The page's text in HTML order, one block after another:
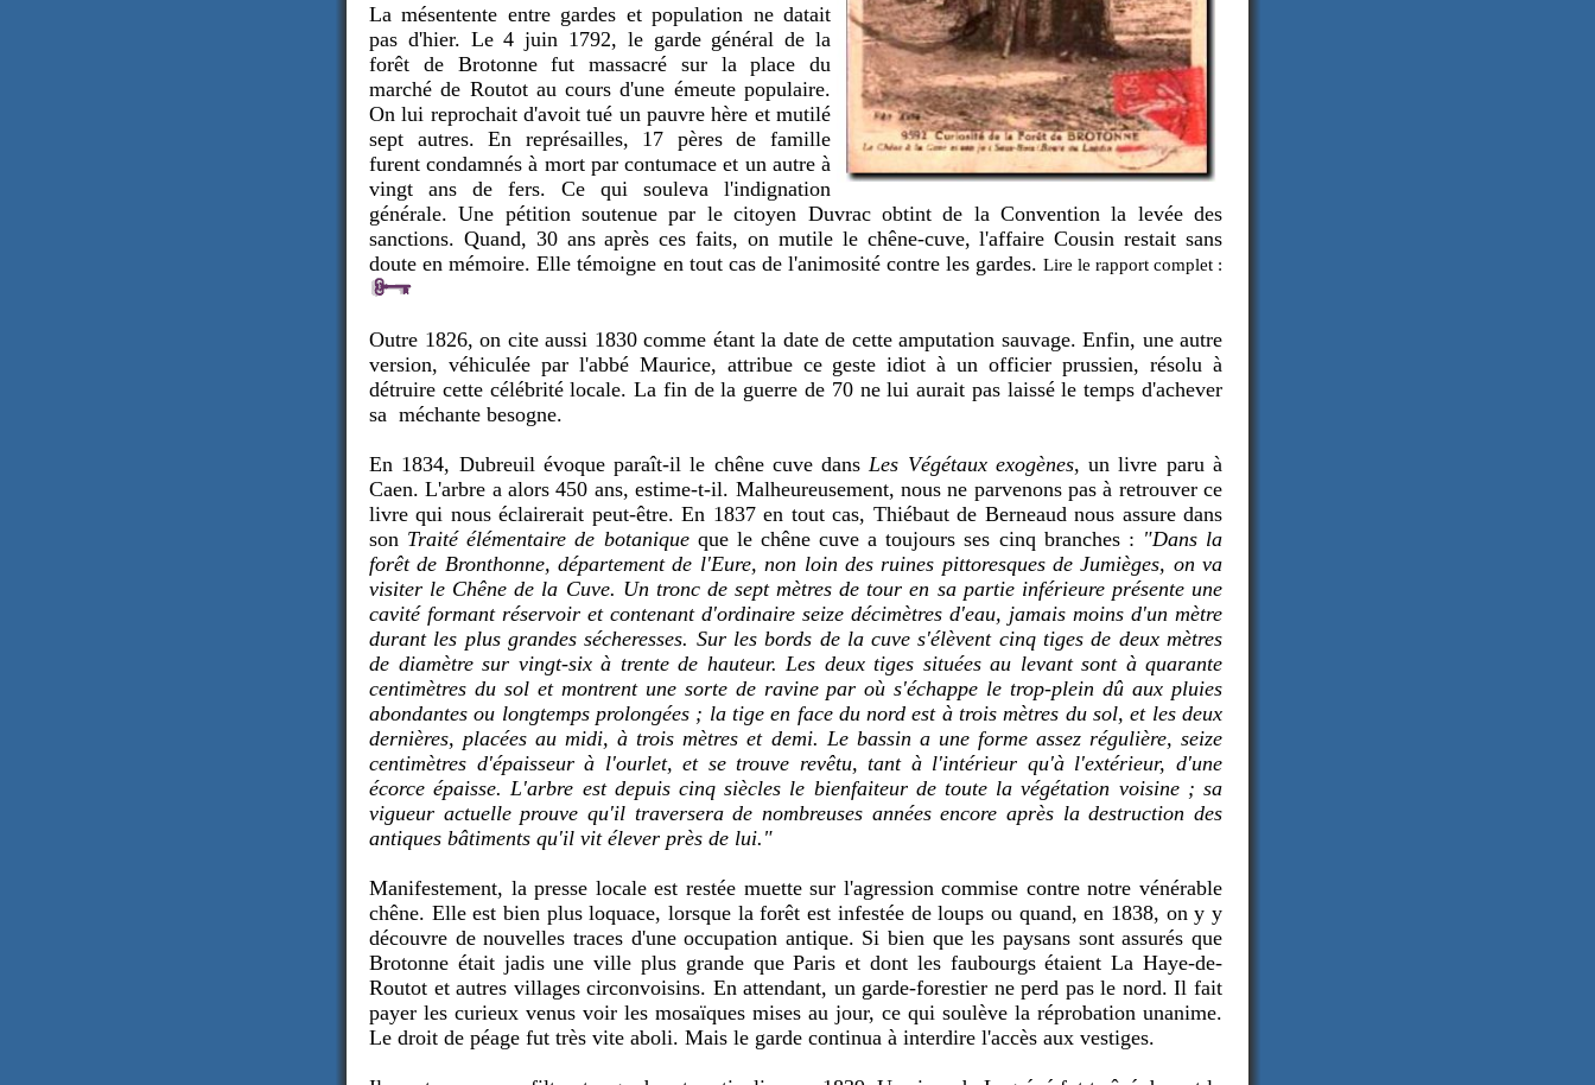
La mésentente entre gardes et population ne datait
pas d'hier. Le 4 juin 1792, le garde général de la
forêt de Brotonne fut massacré sur la place du
marché de Routot au cours d'une émeute populaire.
On lui reprochait d'avoit tué un pauvre hère et mutilé
sept autres. En représailles, 17 pères de famille
furent condamnés à mort par contumace et un autre à
vingt ans de fers. Ce qui souleva l'indignation
générale. Une pétition soutenue par le citoyen Duvrac obtint de la Convention la levée des
sanctions. Quand, 30 ans après ces faits, on mutile le chêne-cuve, l'affaire Cousin restait sans
doute en mémoire. Elle témoigne en tout cas de l'animosité contre les gardes. Lire le rapport complet :
Outre 1826, on cite aussi 1830 comme étant la date de cette amputation sauvage. Enfin, une autre
version, véhiculée par l'abbé Maurice, attribue ce geste idiot à un officier prussien, résolu à
détruire cette célébrité locale. La fin de la guerre de 70 ne lui aurait pas laissé le temps d'achever
sa méchante besogne.
En 1834, Dubreuil évoque paraît-il le chêne cuve dans Les Végétaux exogènes, un livre paru à
Caen. L'arbre a alors 450 ans, estime-t-il. Malheureusement, nous ne parvenons pas à retrouver ce
livre qui nous éclairerait peut-être. En 1837 en tout cas, Thiébaut de Berneaud nous assure dans
son Traité élémentaire de botaniqueque le chêne cuve a toujours ses cinq branches : "Dans la
forêt de Bronthonne, département de l'Eure, non loin des ruines pittoresques de Jumièges, on va
visiter le Chêne de la Cuve. Un tronc de sept mètres de tour en sa partie inférieure présente une
cavité formant réservoir et contenant d'ordinaire seize décimètres d'eau, jamais moins d'un mètre
durant les plus grandes sécheresses. Sur les bords de la cuve s'élèvent cinq tiges de deux mètres
de diamètre sur vingt-six à trente de hauteur. Les deux tiges situées au levant sont à quarante
centimètres du sol et montrent une sorte de ravine par où s'échappe le trop-plein dû aux pluies
abondantes ou longtemps prolongées ; la tige en face du nord est à trois mètres du sol, et les deux
dernières, placées au midi, à trois mètres et demi. Le bassin a une forme assez régulière, seize
centimètres d'épaisseur à l'ourlet, et se trouve revêtu, tant à l'intérieur qu'à l'extérieur, d'une
écorce épaisse. L'arbre est depuis cinq siècles le bienfaiteur de toute la végétation voisine ; sa
vigueur actuelle prouve qu'il traversera de nombreuses années encore après la destruction des
antiques bâtiments qu'il vit élever près de lui."
Manifestement, la presse locale est restée muette sur l'agression commise contre notre vénérable
chêne. Elle est bien plus loquace, lorsque la forêt est infestée de loups ou quand, en 1838, on y y
découvre de nouvelles traces d'une occupation antique. Si bien que les paysans sont assurés que
Brotonne était jadis une ville plus grande que Paris et dont les faubourgs étaient La Haye-de-
Routot et autres villages circonvoisins. En attendant, un garde-forestier ne perd pas le nord. Il fait
payer les curieux venus voir les mosaïques mises au jour, ce qui soulève la réprobation unanime.
Le droit de péage fut très vite aboli. Mais le garde continua à interdire l'accès aux vestiges.